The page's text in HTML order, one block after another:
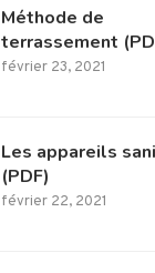
Méthode de
terrassement
février 23, 2021
Les appareils
(PDF)
février 22, 2021